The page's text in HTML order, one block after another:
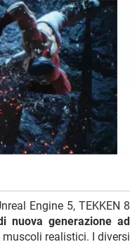
Engine 5, TEKKEN 8
nuova generazione ad
realistici. I diversi